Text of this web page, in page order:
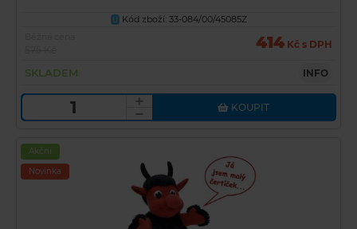
U Kód zboží: 33-084/00/45085Z
414 Kč s DPH
SKLADEM INFO
KOUPIT
Akční
Novinka